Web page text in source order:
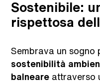
Sostenibile:
rispettosa
Sembrava un sogno
sostenibilità
balneare attraverso